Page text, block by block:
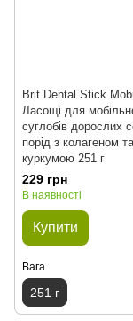
Brit Dental Stick
Ласощі для
суглобів дорослих
порід з колагеном та
куркумою 251 г
229 грн
В наявності
Купити
Вага
251 г